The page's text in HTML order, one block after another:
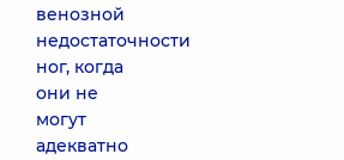
венозной
недостаточности
ног, когда
они не
могут
адекватно